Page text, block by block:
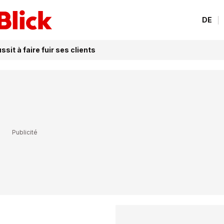
DE
à faire fuir ses clients